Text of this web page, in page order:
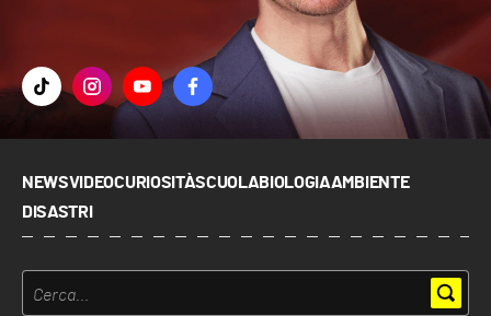
NEWSVIDEOCURIOSITÀSCUOLABIOLOGIAAMBIENTE
DISASTRI